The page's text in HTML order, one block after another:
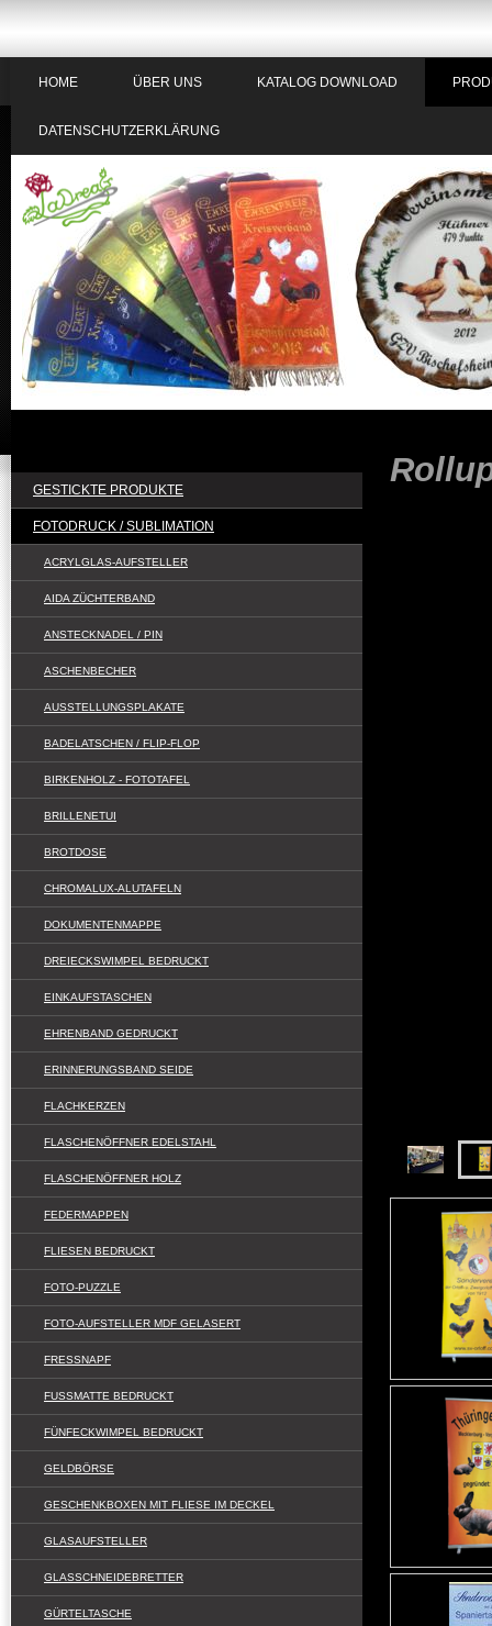
HOME ÜBER UNS KATALOG DOWNLOAD
DATENSCHUTZERKLÄRUNG
GESTICKTE PRODUKTE
FOTODRUCK / SUBLIMATION
ACRYLGLAS-AUFSTELLER
AIDA ZÜCHTERBAND
ANSTECKNADEL / PIN
ASCHENBECHER
AUSSTELLUNGSPLAKATE
BADELATSCHEN / FLIP-FLOP
BIRKENHOLZ - FOTOTAFEL
BRILLENETUI
BROTDOSE
CHROMALUX-ALUTAFELN
DOKUMENTENMAPPE
DREIECKSWIMPEL BEDRUCKT
EINKAUFSTASCHEN
EHRENBAND GEDRUCKT
ERINNERUNGSBAND SEIDE
FLACHKERZEN
FLASCHENÖFFNER EDELSTAHL
FLASCHENÖFFNER HOLZ
FEDERMAPPEN
FLIESEN BEDRUCKT
FOTO-PUZZLE
FOTO-AUFSTELLER MDF GELASERT
FRESSNAPF
FUSSMATTE BEDRUCKT
FÜNFECKWIMPEL BEDRUCKT
GELDBÖRSE
GESCHENKBOXEN MIT FLIESE IM DECKEL
GLASAUFSTELLER
GLASSCHNEIDEBRETTER
GÜRTELTASCHE